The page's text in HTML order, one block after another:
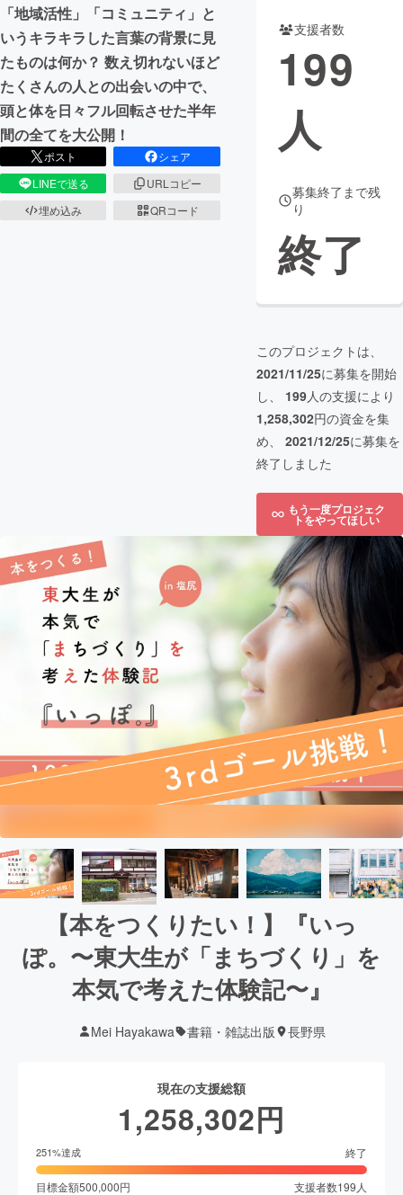
「地域活性」「コミュニティ」と
いうキラキラした言葉の背景に見
たものは何か？ 数え切れないほど
たくさんの人との出会いの中で、
頭と体を日々フル回転させた半年
間の全てを大公開！
ポスト
シェア
LINEで送る
URLコピー
埋め込み
QRコード
支援者数
199
人
募集終了まで残
り
終了
このプロジェクトは、
2021/11/25に募集を開始
し、 199人の支援により
1,258,302円の資金を集
め、 2021/12/25に募集を
終了しました
もう一度プロジェク
トをやってほしい
【本をつくりたい！】『いっ
ぽ。〜東大生が「まちづくり」を
本気で考えた体験記〜』
Mei Hayakawa 書籍・雑誌出版 長野県
現在の支援総額
1,258,302円
251%達成 終了
目標金額500,000円 支援者数199 人